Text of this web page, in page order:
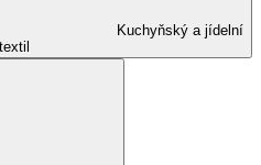
Kuchyňský a jídelní
textil